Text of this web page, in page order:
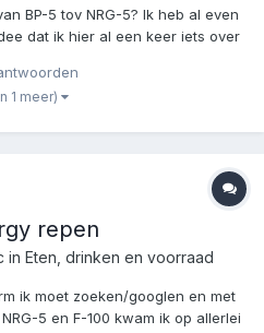
BP-5 tov NRG-5? Ik heb al even
dat ik hier al een keer iets over
gelezen over smaakverschil.
1 meer)
repen
in Eten, drinken en voorraad
ik moet zoeken/googlen en met
5 en F-100 kwam ik op allerlei